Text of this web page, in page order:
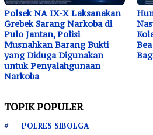
Polsek NA IX-X Laksanakan
Grebek Sarang Narkoba di
Pulo Jantan, Polisi
Musnahkan Barang Bukti
yang Diduga Digunakan
untuk Penyalahgunaan
Narkoba
TOPIK POPULER
POLRES SIBOLGA